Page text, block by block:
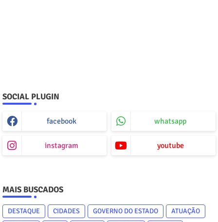
SOCIAL PLUGIN
facebook whatsapp
instagram youtube
MAIS BUSCADOS
DESTAQUE CIDADES GOVERNO DO ESTADO
ATUAÇÃO